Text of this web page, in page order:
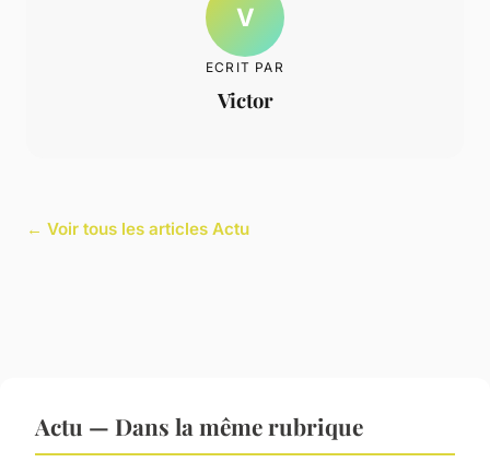
V
ECRIT PAR
Victor
← Voir tous les articles Actu
Actu — Dans la même rubrique